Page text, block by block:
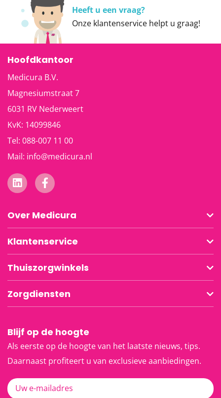
Heeft u een vraag?
Onze klantenservicehelpt u graag!
Hoofdkantoor
Medicura B.V.
Magnesiumstraat 7
6031 RV Nederweert
KvK: 14099846
Tel: 088-007 11 00
Mail: info@medicura.nl
Over Medicura
Klantenservice
Thuiszorgwinkels
Zorgdiensten
Blijf op de hoogte
Als eerste op de hoogte van het laatste nieuws, tips.
Daarnaast profiteert u van exclusieve aanbiedingen.
Uw e-mailadres